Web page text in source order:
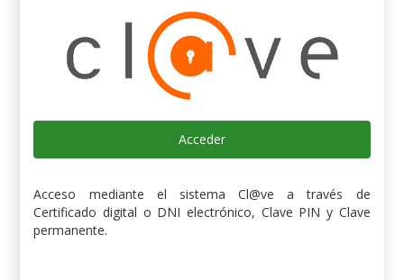
Acceder
Acceso mediante el sistema Cl@ve a través de
Certificado digital o DNI electrónico, Clave PIN y Clave
permanente.